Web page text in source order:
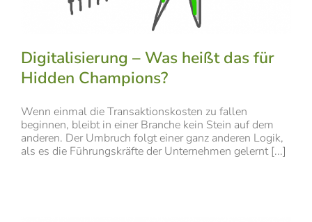
Digitalisierung – Was heißt das für
Hidden Champions?
Wenn einmal die Transaktionskosten zu fallen
beginnen, bleibt in einer Branche kein Stein auf dem
anderen. Der Umbruch folgt einer ganz anderen Logik,
als es die Führungskräfte der Unternehmen gelernt [...]